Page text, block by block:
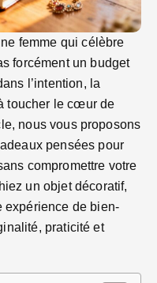
femme qui célèbre
forcément un budget
l’intention, la
toucher le cœur de
nous vous proposons
pensées pour
compromettre votre
un objet décoratif,
expérience de bien-
praticité et